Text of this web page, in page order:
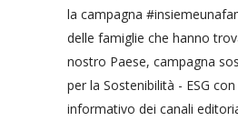
la campagna
delle famiglie che hanno
nostro Paese, campagna
per la Sostenibilità - ESG
informativo dei canali